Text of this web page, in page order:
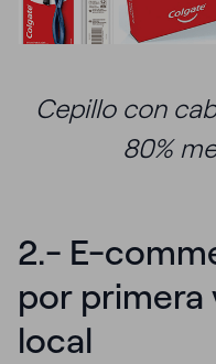
Cepillo con
80%
2.- E-
por primera
local